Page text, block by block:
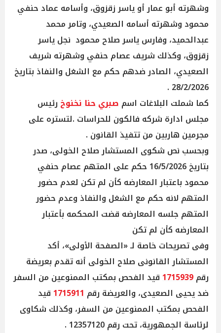
وشهرته أبو عمار أو ياسر زقزوق، وأسامه عماد حنفي
محمود وشهرته أسامه الصعيدي، وتامر محمد
عبدالحميد، وفارس ياسر صلاح محمود نجل ياسر
زقزوق، وكذلك شريف عصام حنفي وشهرته شريف
الصعيدي، الصادر ضدهم حكم مع الشغل والنفاذ بتاريخ
28/2/2026 .
كما شملت البلاغات اسم صبري حنا نخنوخ رئيس
مجلس ادارة شركه فالكون للحراسات .لتستره على
مجرمين هاربين من تتفيذ القانون .
وبحسب نص شكوى المستشار صلاح الخولى، صدر
بتاريخ 16/5/2026 حكم على المتهم عصام حنفي
محمود باعتبار المعارضه كأن لم تكن لعدم حضور
المتهم لانه حكم مع الشغل والنفاذ وعدم حضور
المتهم جلسه المعارضه قضت المحكمه بأعتبار
المعارضه كأن لم تكن
وفى تصريحات خاصة لـ «الصفحة الأولى»، أكد
المستشار القانونى صلاح الخولى أنه تقدم بعريضة
رقم1715939 قيد الفحص بمكتب الممنوعين من السفر
ضد يحيى الصعيدى، والعريضة رقم 1715911 قيد
الفحص بمكتب الممنوعين من السفر، وكذلك شكاوى
لرئاسة الجمهورية، تحت رقم 12357120 .